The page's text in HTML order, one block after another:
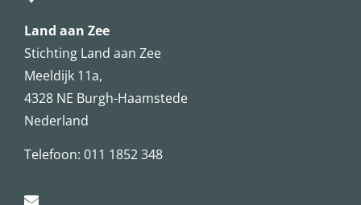
Land aan Zee
Stichting Land aan Zee
Meeldijk 11a,
4328 NE Burgh-Haamstede
Nederland
Telefoon: 011 1852 348